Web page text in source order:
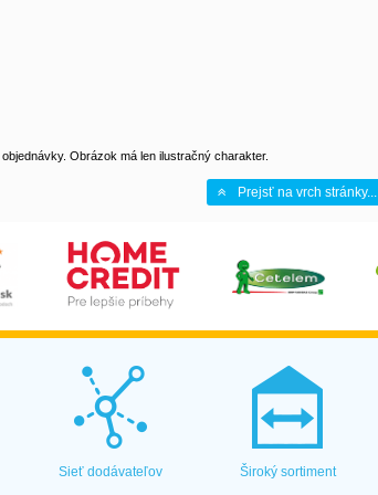
Obrázok má len ilustračný charakter.
Prejsť na vrch stránky...
Sieť dodávateľov Široký sortiment